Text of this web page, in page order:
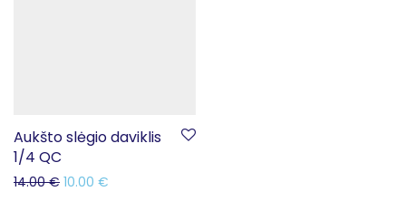
Aukšto slėgio daviklis
1/4 QC
14.00€ 10.00 €